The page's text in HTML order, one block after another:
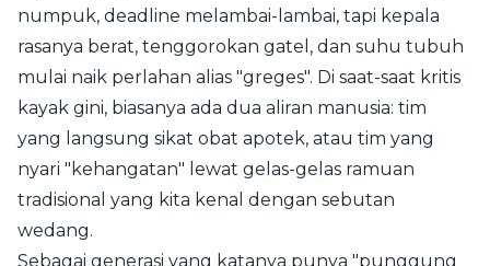
numpuk, deadline melambai-lambai, tapi kepala
rasanya berat, tenggorokan gatel, dan suhu tubuh
mulai naik perlahan alias "greges". Di saat-saat kritis
kayak gini, biasanya ada dua aliran manusia: tim
yang langsung sikat obat apotek, atau tim yang
nyari "kehangatan" lewat gelas-gelas ramuan
tradisional yang kita kenal dengan sebutan
wedang.
Sebagai generasi yang katanya punya "punggung